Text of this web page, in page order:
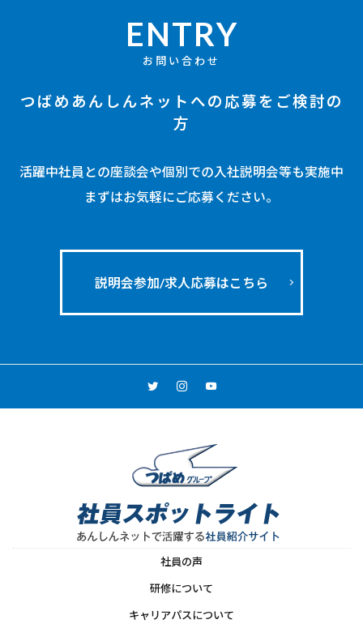
ENTRY
お問い合わせ
つばめあんしんネットへの応募をご検討の
方
活躍中社員との座談会や個別での入社説明会等も実施中
まずはお気軽にご応募ください。
説明会参加/求人応募はこちら
社員の声
研修について
キャリアパスについて